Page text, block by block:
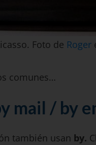
Foto de Roger
comunes…
mail / by
también usan by.